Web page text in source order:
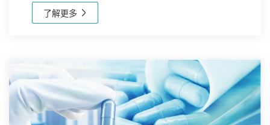
生物系统，解决医学、能源、材料科学、环境保护等
领...
了解更多